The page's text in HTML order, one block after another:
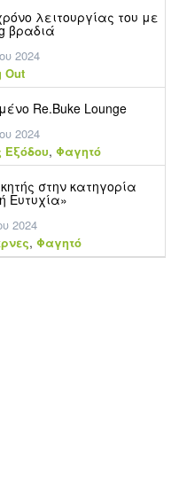
λειτουργίας του με
βραδιά
2024
Out
Re.Buke Lounge
2024
Εξόδου, Φαγητό
στην κατηγορία
Ευτυχία»
2024
, Φαγητό